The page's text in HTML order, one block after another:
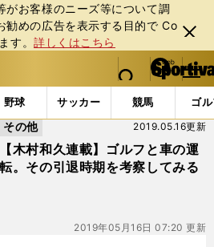
がお客様のニーズ等について調
勧めの広告を表⽰する⽬的で Co
す。詳しくはこちら
閉じ
る
web Sportiva (webスポルティーバ)
検索
マイペ
ー
ジ
メニュ
野球 サッカー 競馬 ゴ
新ニュース・ 情報
【木村和久連載】ゴルフと車の運
転。その引退時期を考察してみる
2019.05.16更新
その他
2019年05月16日 07:20 更新